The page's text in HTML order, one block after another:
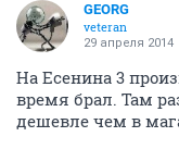
GEORG
veteran
29 апреля 2014
На Есенина 3
время брал. Там
дешевле чем в